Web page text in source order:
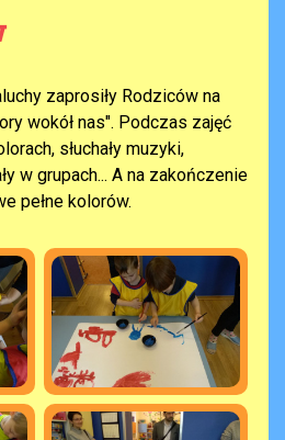
zaprosiły Rodziców na
wokół nas". Podczas zajęć
słuchały muzyki,
w grupach... A na zakończenie
pełne kolorów.